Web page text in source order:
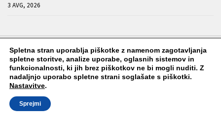
3 AVG, 2026
Viralko.si © 2026. Vse pravice pridržane.
Spletna stran uporablja piškotke z namenom zagotavljanja
spletne storitve, analize uporabe, oglasnih sistemov in
funkcionalnosti, ki jih brez piškotkov ne bi mogli nuditi. Z
nadaljnjo uporabo spletne strani soglašate s piškotki.
Nastavitve.
Sprejmi